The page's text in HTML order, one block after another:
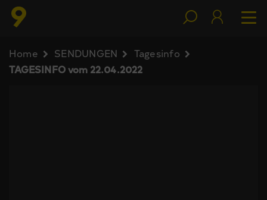
Home SENDUNGEN
Tagesinfo
TAGESINFO vom 22.04.2022